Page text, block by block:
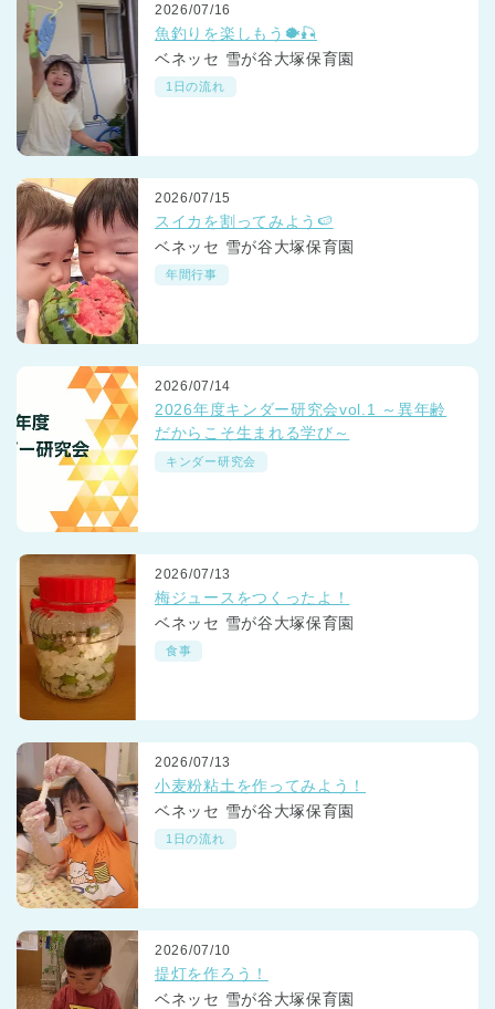
神奈川県 神奈川県 全域
千葉県
2026/07/16
魚釣りを楽しもう🐡🎣
ベネッセ 雪が谷大塚保育園
1日の流れ
2026/07/15
スイカを割ってみよう🍉
ベネッセ 雪が谷大塚保育園
年間行事
2026/07/14
2026年度キンダー研究会vol.1 ～異年齢
だからこそ生まれる学び～
キンダー研究会
2026/07/13
梅ジュースをつくったよ！
ベネッセ 雪が谷大塚保育園
食事
2026/07/13
小麦粉粘土を作ってみよう！
ベネッセ 雪が谷大塚保育園
1日の流れ
2026/07/10
提灯を作ろう！
ベネッセ 雪が谷大塚保育園